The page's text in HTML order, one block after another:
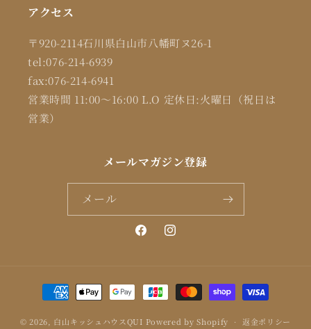
アクセス
〒920-2114石川県白山市八幡町ヌ26-1
tel:076-214-6939
fax:076-214-6941
営業時間 11:00～16:00 L.O 定休日:火曜日（祝日は
営業）
メールマガジン登録
メール
FacebookInstagram
決
済
方
© 2026, 白山キッシュハウスQUI Powered by Shopify 返金ポリシー